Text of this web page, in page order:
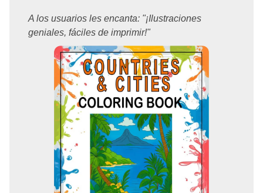
A los usuarios les encanta: "¡Ilustraciones
geniales, fáciles de imprimir!"